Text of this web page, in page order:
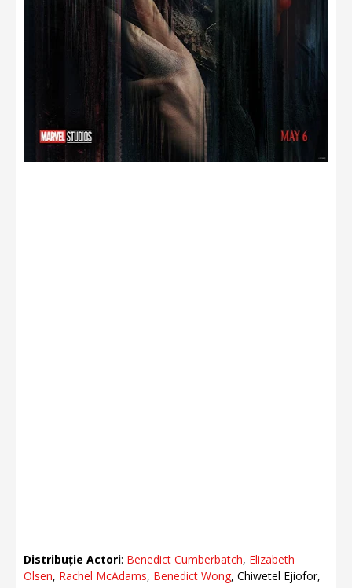
Distribuție Actori: Benedict Cumberbatch, Elizabeth
Olsen, Rachel McAdams, Benedict Wong, Chiwetel Ejiofor,